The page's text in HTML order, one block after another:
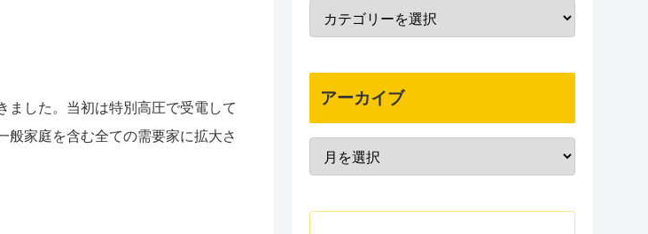
ました。当初は特別高圧で受電して
般家庭を含む全ての需要家に拡大さ
アーカイブ